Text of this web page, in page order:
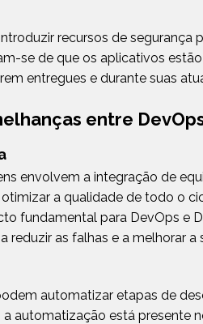
recursos de segurança
se de que os aplicativos
entregues e durante suas
entre
envolvem a integração de
a qualidade de todo o
fundamental para DevOps e
reduzir as falhas e a melhorar a
automatizar etapas de
a automatização está presente